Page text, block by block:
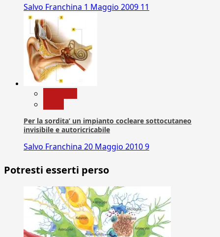
Salvo Franchina 1 Maggio 2009 11
Per la sordita’ un impianto cocleare sottocutaneo
invisibile e autoricricabile
Salvo Franchina 20 Maggio 20109
Potresti esserti perso